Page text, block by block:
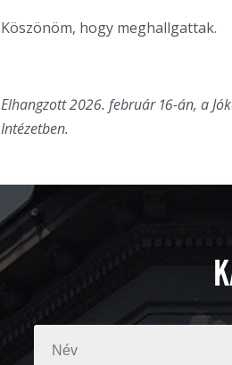
Köszönöm, hogy meghallgattak.
Elhangzott 2026. február 16-án, a
Intézetben.